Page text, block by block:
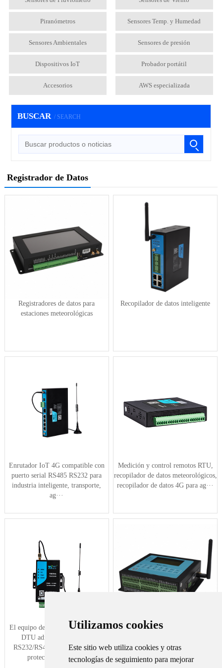
Utilizamos cookies
Este sitio web utiliza cookies y otras
tecnologías de seguimiento para mejorar
Piranómetros Sensores Temp. y Humedad
Sensores Ambientales Sensores de presión
Dispositivos IoT Probador portátil
Accesorios AWS especializada
BUSCAR / SEARCH
Registrador de Datos
Registradores de datos para
estaciones meteorológicas
Recopilador de datos inteligente
Enrutador IoT 4G compatible con
puerto serial RS485 RS232 para
industria inteligente, transporte,
ag···
Medición y control remotos RTU,
recopilador de datos meteorológicos,
recopilador de datos 4G para ag···
El equipo de adquisición de datos
DTU admite el protocolo
RS232/RS485, MODBUS para
protección ambien···
El recopilador de datos RTU utiliza
dispositivos de red y dispositi···